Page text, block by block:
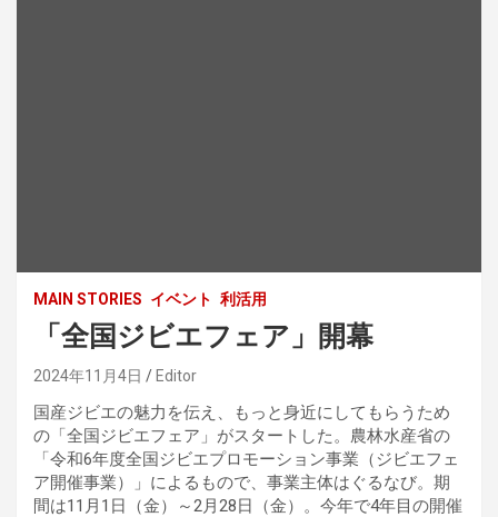
MAIN STORIES イベント 利活用
「全国ジビエフェア」開幕
2024年11月4日 Editor
国産ジビエの魅力を伝え、もっと身近にしてもらうため
の「全国ジビエフェア」がスタートした。農林水産省の
「令和6年度全国ジビエプロモーション事業（ジビエフェ
ア開催事業）」によるもので、事業主体はぐるなび。期
間は11月1日（金）～2月28日（金）。今年で4年目の開催